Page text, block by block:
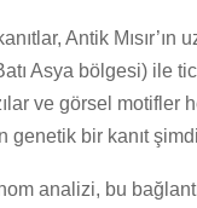
Antik
Asya bölgesi) ile
ve görsel motifler
genetik bir kanıt
analizi, bu